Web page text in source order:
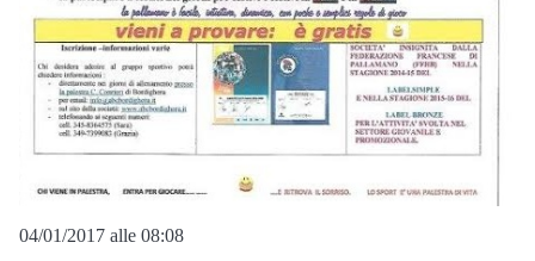
04/01/2017 alle 08:08